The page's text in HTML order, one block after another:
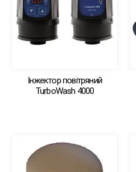
Інжектор повітряний
TurboWash 4000